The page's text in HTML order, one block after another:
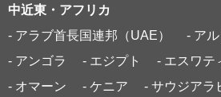
中近東・アフリカ
- アラブ首長国連邦（UAE）
- ア
- アンゴラ
- エジプト
- エスワテ
- オマーン
- ケニア - サウジアラ